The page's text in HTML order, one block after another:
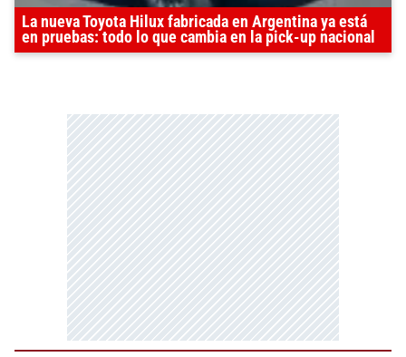
La nueva Toyota Hilux fabricada en Argentina ya está
en pruebas: todo lo que cambia en la pick-up nacional